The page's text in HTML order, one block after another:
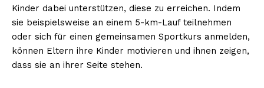
Kinder dabei unterstützen, diese zu erreichen. Indem
sie beispielsweise an einem 5-km-Lauf teilnehmen
oder sich für einen gemeinsamen Sportkurs anmelden,
können Eltern ihre Kinder motivieren und ihnen zeigen,
dass sie an ihrer Seite stehen.